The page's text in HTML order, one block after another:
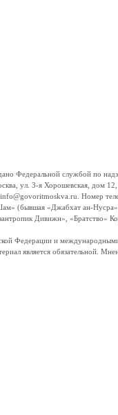
Федеральной службой по
ул. 3-я Хорошевская, дом
info@govoritmoskva.ru. Номер
(бывшая «Джабхат ан-
Дивижн», «Братство»
Федерации и
является обязательной.